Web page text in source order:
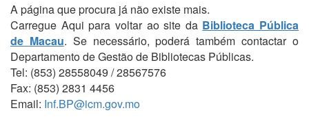
A página que procura já não existe mais.
Carregue Aqui para voltar ao site da Biblioteca Pública
de Macau. Se necessário, poderá também contactar o
Departamento de Gestão de Bibliotecas Públicas.
Tel: (853) 28558049 / 28567576
Fax: (853) 2831 4456
Email: Inf.BP@icm.gov.mo